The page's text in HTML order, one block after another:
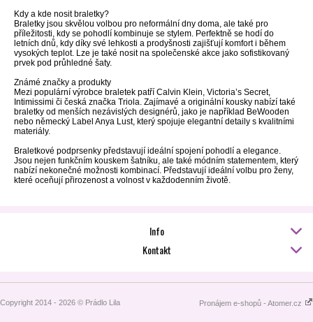
Kdy a kde nosit braletky?
Braletky jsou skvělou volbou pro neformální dny doma, ale také pro
příležitosti, kdy se pohodlí kombinuje se stylem. Perfektně se hodí do
letních dnů, kdy díky své lehkosti a prodyšnosti zajišťují komfort i během
vysokých teplot. Lze je také nosit na společenské akce jako sofistikovaný
prvek pod průhledné šaty.
Známé značky a produkty
Mezi populární výrobce braletek patří Calvin Klein, Victoria’s Secret,
Intimissimi či česká značka Triola. Zajímavé a originální kousky nabízí také
braletky od menších nezávislých designérů, jako je například BeWooden
nebo německý Label Anya Lust, který spojuje elegantní detaily s kvalitními
materiály.
Braletkové podprsenky představují ideální spojení pohodlí a elegance.
Jsou nejen funkčním kouskem šatníku, ale také módním statementem, který
nabízí nekonečné možnosti kombinací. Představují ideální volbu pro ženy,
které oceňují přirozenost a volnost v každodenním životě.
Info
Kontakt
Copyright 2014 - 2026 © Prádlo Lila Pronájem e-shopů - Atomer.cz